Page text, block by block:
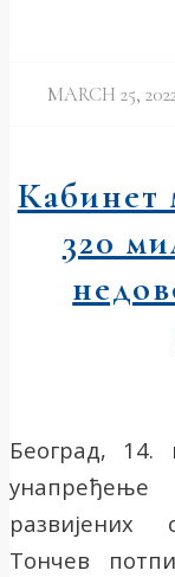
MARCH 25,
Кабинет
320
Београд,
Тончев